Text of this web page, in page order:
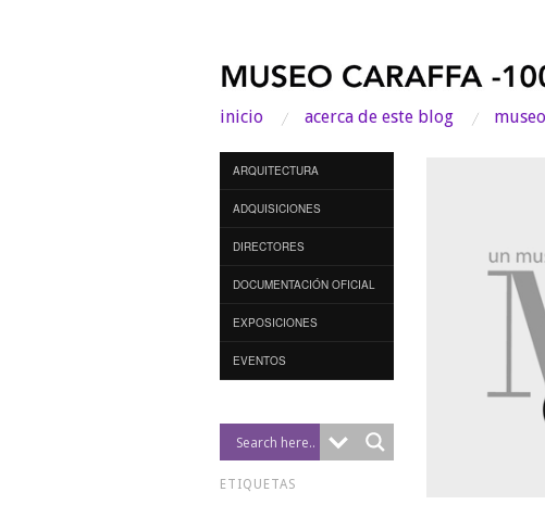
inicio acerca de este blog
ARQUITECTURA
ADQUISICIONES
DIRECTORES
DOCUMENTACIÓN OFICIAL
EXPOSICIONES
EVENTOS
ETIQUETAS